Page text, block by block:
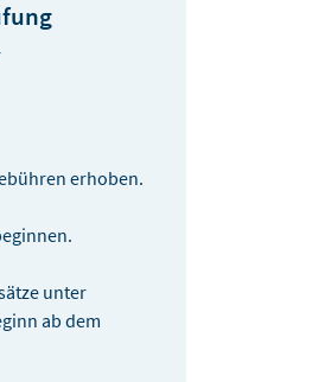
erhoben.
unter
ab dem